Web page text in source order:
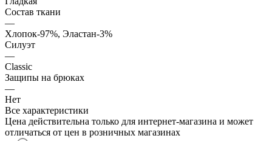
Состав ткани
—
Хлопок-97%, Эластан-3%
Силуэт
—
Classic
Защипы на брюках
—
Нет
Все характеристики
Цена действительна только для интернет-магазина и может
отличаться от цен в розничных магазинах